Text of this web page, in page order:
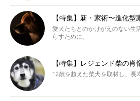
【特集】新・家術〜進化
愛犬たちとのかけがえのない生
らすために。
【特集】レジェンド柴の肖
12歳を超えた柴犬を取材し、長